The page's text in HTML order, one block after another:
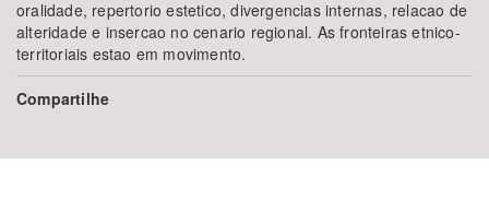
oralidade, repertorio estetico, divergencias internas, relacao de
alteridade e insercao no cenario regional. As fronteiras etnico-
territoriais estao em movimento.
Compartilhe